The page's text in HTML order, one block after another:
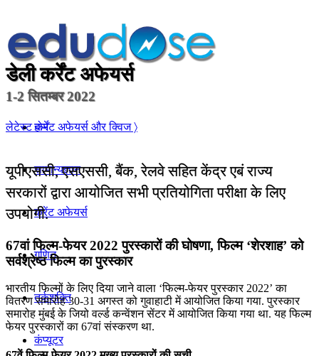
होम
सामान्यज्ञान
करेंट अफेयर्स
गणित
तर्कशक्ति
कंप्यूटर
डेली कर्रेंट अफेयर्स
1-2 सितम्बर 2022
लेटेस्ट कर्रेंट अफेयर्स और क्विज 〉
यूपीएससी, एसएससी, बैंक, रेलवे सहित केंद्र एबं राज्य
सरकारों द्वारा आयोजित सभी प्रतियोगिता परीक्षा के लिए
उपयोगी.
67वां फिल्म-फेयर 2022 पुरस्कारों की घोषणा, फिल्म ‘शेरशाह’ को
सर्वश्रेष्ठ फिल्म का पुरस्कार
भारतीय फिल्मों के लिए दिया जाने वाला ‘फिल्म-फेयर पुरस्कार 2022’ का
वितरण समारोह 30-31 अगस्त को गुवाहाटी में आयोजित किया गया. पुरस्कार
समारोह मुंबई के जियो वर्ल्ड कन्वेंशन सेंटर में आयोजित किया गया था. यह फिल्म
फेयर पुरस्कारों का 67वां संस्करण था.